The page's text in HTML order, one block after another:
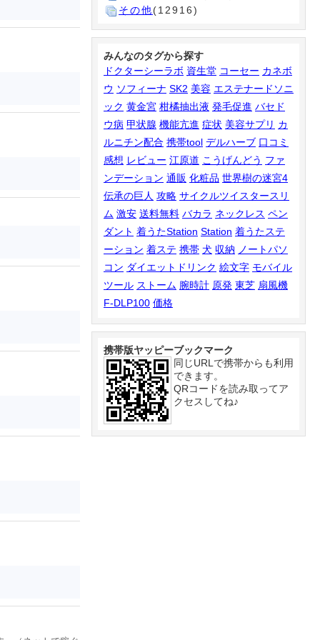
その他(12916)
みんなのタグから探す
ドクターシーラボ 資生堂 コーセー カネボ
ウ ソフィーナ SK2 美容 エステナードソニ
ック 黄金宮 柑橘抽出液 発毛促進 バセド
ウ病 甲状腺 機能亢進 症状 美容サプリ カ
ルニチン配合 携帯tool デルハーブ 口コミ
感想 レビュー 江原道 こうげんどう ファ
ンデーション 通販 化粧品 世界樹の迷宮4
伝承の巨人 攻略 サイクルツイスタースリ
ム 激安 送料無料 バカラ ネックレス ペン
ダント 着うたStation Station 着うたステ
ーション 着ステ 携帯 犬 収納 ノートパソ
コン ダイエットドリンク 絵文字 モバイル
ツール ストーム 腕時計 原発 東芝 扇風機
F-DLP100 価格
携帯版ヤッピーブックマーク
同じURLで携帯からも利用
できます。
QRコードを読み取ってア
クセスしてね♪